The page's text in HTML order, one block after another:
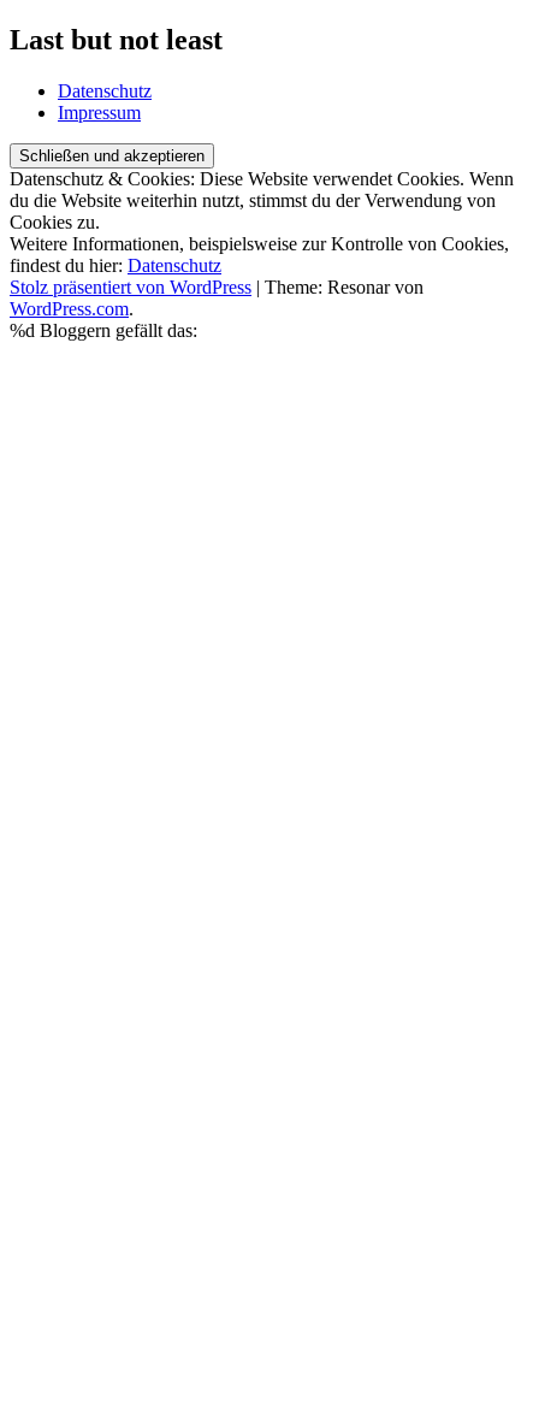
Last but not least
Datenschutz
Impressum
Datenschutz & Cookies: Diese Website verwendet Cookies. Wenn
du die Website weiterhin nutzt, stimmst du der Verwendung von
Cookies zu.
Weitere Informationen, beispielsweise zur Kontrolle von Cookies,
findest du hier: Datenschutz
Stolz präsentiert von WordPress | Theme: Resonar von
WordPress.com.
%d Bloggern gefällt das: